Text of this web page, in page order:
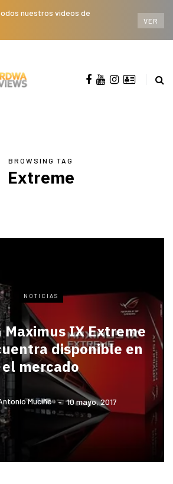
nuestros videos de
VER
BROWSING TAG
Extreme
NOTICIAS
Maximus IX Extreme
disponible en
el mercado
Muciño 10 mayo, 2017